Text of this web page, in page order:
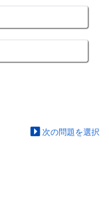
次の問題を選択